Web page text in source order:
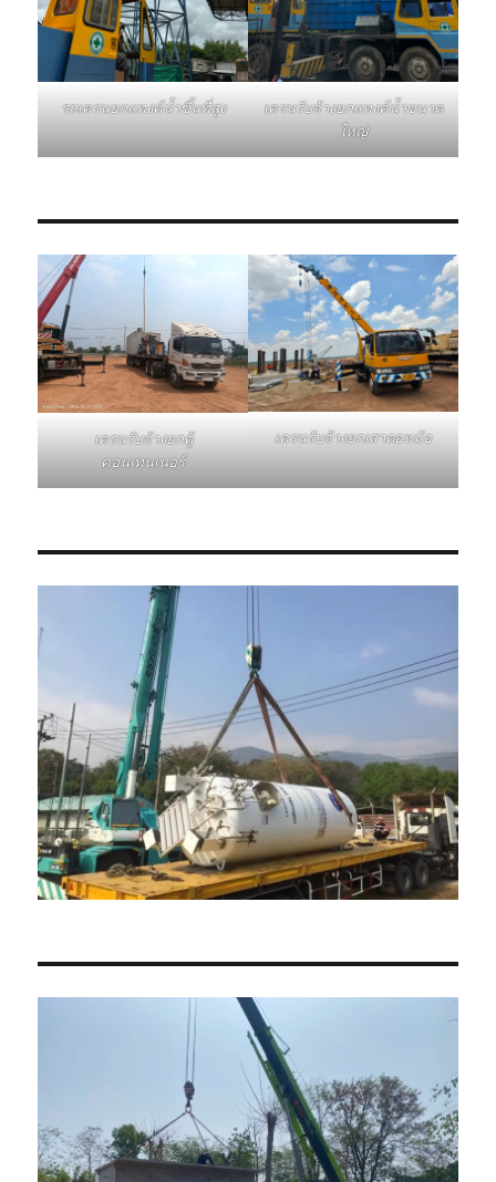
รถเครนยกแทงค์น้ำขึ้นที่สูง
เครนรับจ้างยกแทงค์น้ำขนาด
ใหญ่
เครนรับจ้างยกตู้
คอนเทนเนอร์
เครนรับจ้างยกเสาตอหม้อ